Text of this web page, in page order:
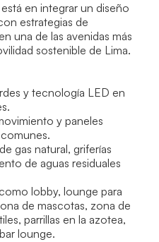
en integrar un diseño
estrategias de
una de las avenidas más
sostenible de Lima.
y tecnología LED en
y paneles
gas natural, griferías
de aguas residuales
lobby, lounge para
de mascotas, zona de
parrillas en la azotea,
lounge.